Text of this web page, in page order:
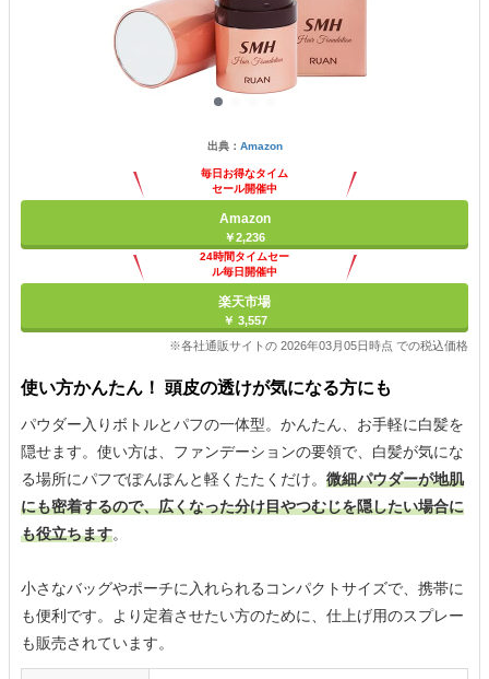
出典： Amazon
毎日お得なタイム
セール開催中
Amazon
￥2,236
24時間タイムセー
ル毎日開催中
楽天市場
￥ 3,557
※各社通販サイトの 2026年03月05日時点 での税込価格
使い方かんたん！ 頭皮の透けが気になる方にも
パウダー入りボトルとパフの一体型。かんたん、お手軽に白髪を
隠せます。使い方は、ファンデーションの要領で、白髪が気にな
る場所にパフでぽんぽんと軽くたたくだけ。 微細パウダーが地肌
にも密着するので、広くなった分け目やつむじを隠したい場合に
も役立ちます。
小さなバッグやポーチに入れられるコンパクトサイズで、携帯に
も便利です。より定着させたい方のために、仕上げ用のスプレー
も販売されています。